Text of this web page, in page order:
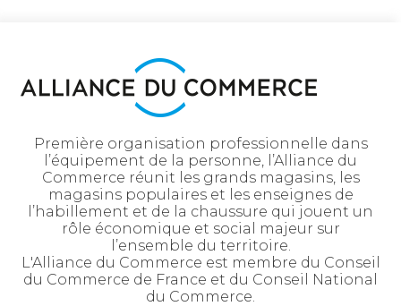
Première organisation professionnelle dans
l’équipement de la personne, l’Alliance du
Commerce réunit les grands magasins, les
magasins populaires et les enseignes de
l’habillement et de la chaussure qui jouent un
rôle économique et social majeur sur
l’ensemble du territoire.
L'Alliance du Commerce est membre du Conseil
du Commerce de France et du Conseil National
du Commerce.